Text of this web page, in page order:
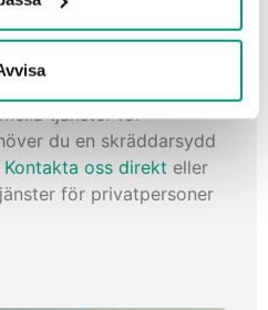
för
tjänster för
du en skräddarsydd
Kontakta oss direkt eller
för privatpersoner